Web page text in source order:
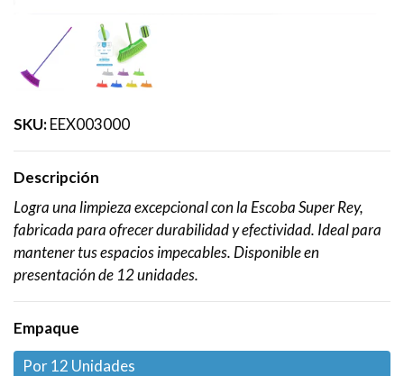
SKU:EEX003000
Descripción
Logra una limpieza excepcional con la Escoba Super Rey,
fabricada para ofrecer durabilidad y efectividad. Ideal para
mantener tus espacios impecables. Disponible en
presentación de 12 unidades.
Empaque
Por 12 Unidades